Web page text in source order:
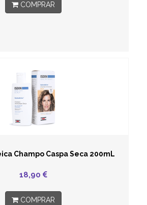
COMPRAR
Champo Caspa Seca 200mL
18,90
COMPRAR